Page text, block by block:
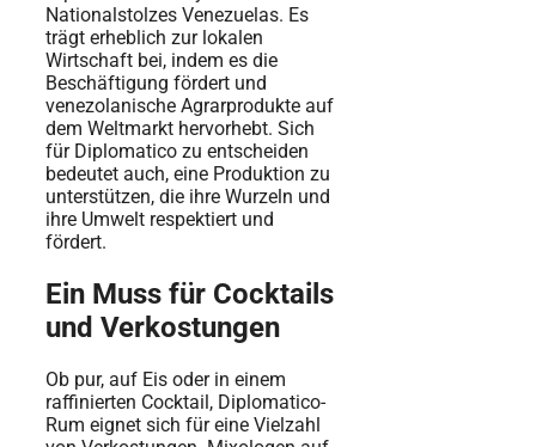
Nationalstolzes Venezuelas. Es
trägt erheblich zur lokalen
Wirtschaft bei, indem es die
Beschäftigung fördert und
venezolanische Agrarprodukte auf
dem Weltmarkt hervorhebt. Sich
für Diplomatico zu entscheiden
bedeutet auch, eine Produktion zu
unterstützen, die ihre Wurzeln und
ihre Umwelt respektiert und
fördert.
Ein Muss für Cocktails
und Verkostungen
Ob pur, auf Eis oder in einem
raffinierten Cocktail, Diplomatico-
Rum eignet sich für eine Vielzahl